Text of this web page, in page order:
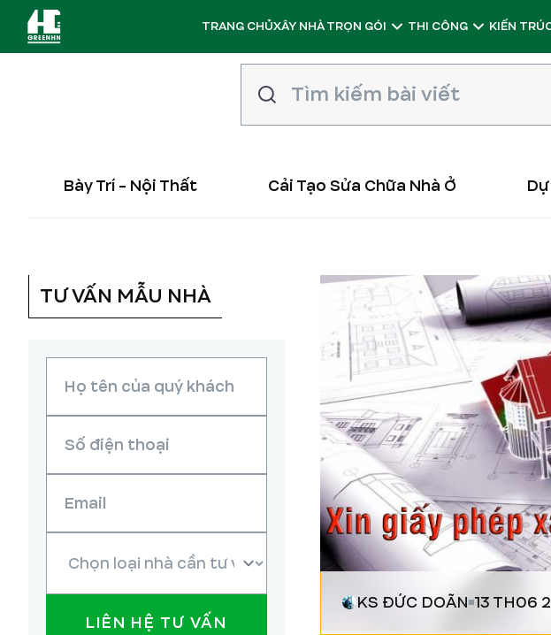
TRANG CHỦXÂY NHÀ TRỌN GÓI THI CÔNG KIẾN
Bày Trí - Nội Thất Cải Tạo Sửa Chữa Nhà Ở
TƯ VẤN MẪU NHÀ
LIÊN HỆ TƯ VẤN
KS ĐỨC DOÃN 13 TH06